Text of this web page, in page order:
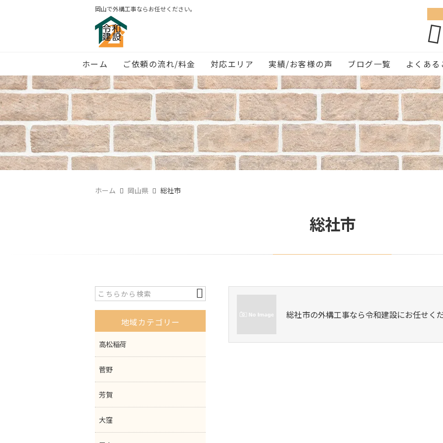
岡山で外構工事ならお任せください。
ホーム ご依頼の流れ/料金 対応エリア 実績/お客様の声 ブログ一覧 よくあ
ホーム 岡山県 総社市
総社市
総社市の外構工事なら令和建設にお任せく
地域カテゴリー
高松稲荷
菅野
芳賀
大窪